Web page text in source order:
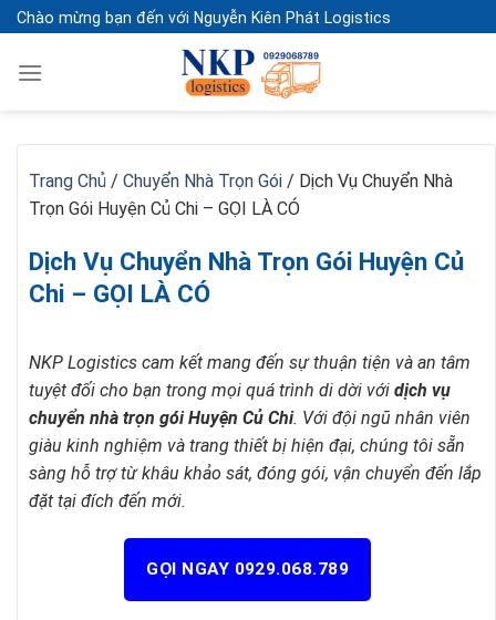
Skip
to
content
Chào mừng bạn đến với Nguyễn Kiên Phát Logistics
Trang Chủ / Chuyển Nhà Trọn Gói / Dịch Vụ Chuyển Nhà
Trọn Gói Huyện Củ Chi – GỌI LÀ CÓ
Dịch Vụ Chuyển Nhà Trọn Gói Huyện Củ
Chi – GỌI LÀ CÓ
NKP Logistics cam kết mang đến sự thuận tiện và an tâm
tuyệt đối cho bạn trong mọi quá trình di dời với dịch vụ
chuyển nhà trọn gói Huyện Củ Chi. Với đội ngũ nhân viên
giàu kinh nghiệm và trang thiết bị hiện đại, chúng tôi sẵn
sàng hỗ trợ từ khâu khảo sát, đóng gói, vận chuyển đến lắp
đặt tại đích đến mới.
GỌI NGAY 0929.068.789